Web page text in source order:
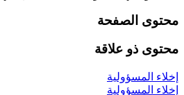
محتوى الصفحة
محتوى ذو علاقة
إخلاء المسؤولية
إخلاء المسؤولية